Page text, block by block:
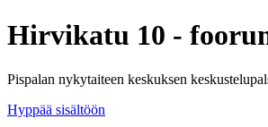
Hirvikatu 10 -
Pispalan nykytaiteen keskuksen
Hyppää sisältöön